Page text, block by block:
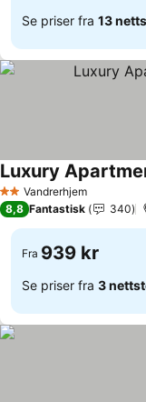
Se priser fra 13
2 StjernerVandrerhjem
Luxury
8,8 Fantastisk 340
Fra 939 kr
Se priser fra 3